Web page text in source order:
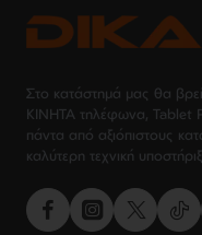
Στο κατάστημά μας θα
ΚΙΝΗΤΑ τηλέφωνα, Tablet
πάντα από αξιόπιστους
καλύτερη τεχνική